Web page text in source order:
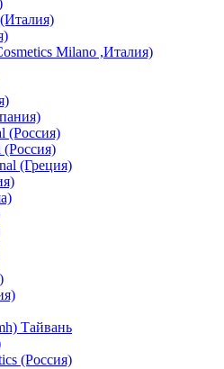
Milano ,Италия)
(Россия)
(Россия)
(Греция)
Тайвань
(Россия)